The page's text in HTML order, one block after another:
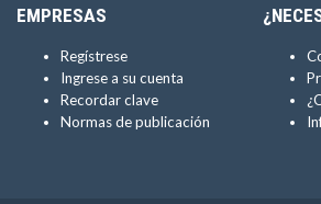
EMPRESAS
Regístrese
Ingrese a su cuenta
Recordar clave
Normas de publicación